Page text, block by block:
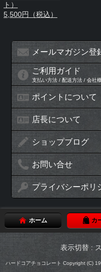
ト）
5,500円（税込）
メールマガジン登
ご利用ガイド
支払い方法 / 配送方法 / 会社
ポイントについて
店長について
ショップブログ
お問い合せ
プライバシーポリ
ホーム カ
表示切替 :
ハードコアチョコレート Copyright (C)